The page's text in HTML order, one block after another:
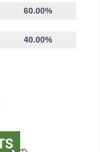
60.00%
40.00%